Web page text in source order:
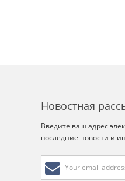
Новостная
Введите ваш адрес
последние новости и